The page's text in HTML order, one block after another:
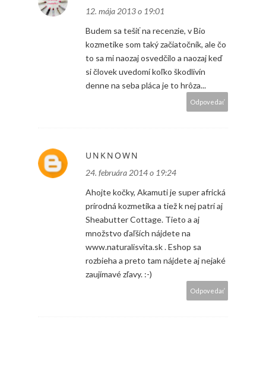
12. mája 2013 o 19:01
Budem sa tešiť na recenzie, v Bio
kozmetike som taký začiatočník, ale čo
to sa mi naozaj osvedčilo a naozaj keď
si človek uvedomí koľko škodlivín
denne na seba pláca je to hrôza...
Odpovedať
UNKNOWN
24. februára 2014 o 19:24
Ahojte kočky, Akamuti je super africká
prírodná kozmetika a tiež k nej patrí aj
Sheabutter Cottage. Tieto a aj
množstvo ďaľších nájdete na
www.naturalisvita.sk . Eshop sa
rozbieha a preto tam nájdete aj nejaké
zaujímavé zľavy. :-)
Odpovedať